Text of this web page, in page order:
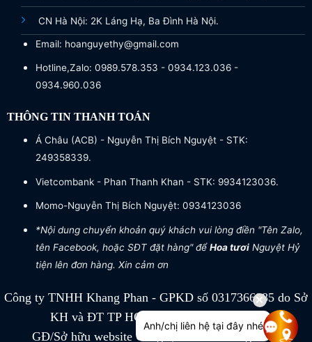
CN Hà Nội: 2K Láng Hạ, Ba Đình Hà Nội.
Email: hoanguyethy@gmail.com
Hotline,Zalo: 0989.578.353 - 0934.123.036 -
0934.960.036
THÔNG TIN THANH TOÁN
Á Châu (ACB) - Nguyễn Thị Bích Nguyệt - STK:
249358339.
Vietcombank - Phan Thanh Khan - STK: 9934123036.
Momo-Nguyễn Thị Bích Nguyệt: 0934123036
*Nội dung chuyển khoản quý khách vui lòng điền "Tên Zalo,
tên Facebook, hoặc SĐT đặt hàng" đểHoa tươiNguyệt Hỷ
tiện lên đơn hàng. Xin cảm ơn
Công ty TNHH Khang Phan - GPKD số 0317366885 do Sở
KH và ĐT TP HCM cấp ngày 04/07/2022
GĐ/Sở hữu website Công ty TNHH Khang Phan
Anh/chị liên hệ tại đây nhé